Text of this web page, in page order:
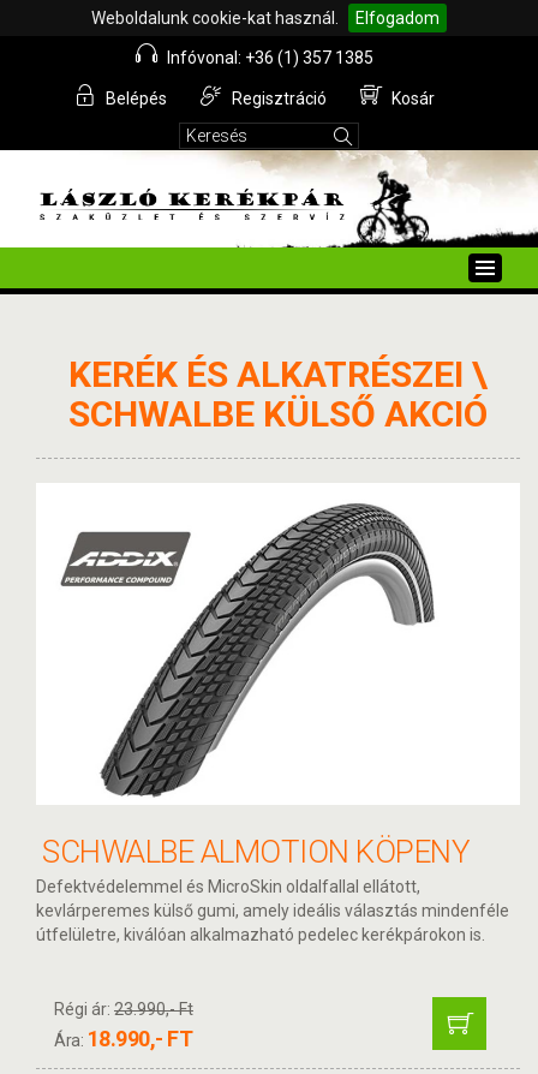
Weboldalunk cookie-kat használ. Elfogadom
Infóvonal: +36 (1) 357 1385
Belépés Regisztráció Kosár
Toggle
KERÉK ÉS ALKATRÉSZEI \
SCHWALBE KÜLSŐ AKCIÓ
SCHWALBE ALMOTION KÖPENY
Defektvédelemmel és MicroSkin oldalfallal ellátott,
kevlárperemes külső gumi, amely ideális választás mindenféle
útfelületre, kiválóan alkalmazható pedelec kerékpárokon is.
Régi ár: 23.990,- Ft
Ára: 18.990,- FT